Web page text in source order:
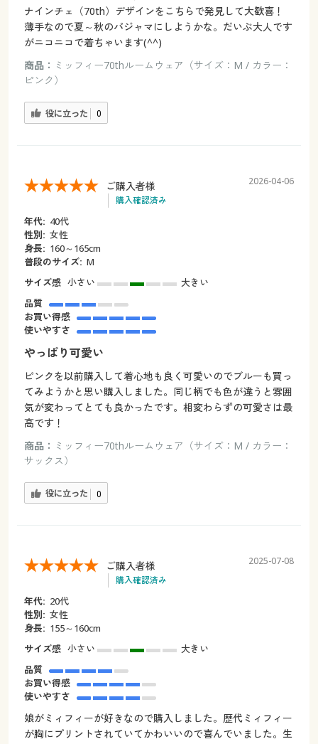
ナインチェ（70th）デザインをこちらで発見して大歓喜！
薄手なので夏～秋のパジャマにしようかな。だいぶ大人です
がニコニコで着ちゃいます(^^)
商品： ミッフィー70thルームウェア（サイズ：M / カラー：
ピンク）
役に立った 0
ご購入者様
購入確認済み
2026-04-06
年代: 40代
性別: 女性
身長: 160～165cm
普段のサイズ: M
サイズ感 小さい
大きい
品質
お買い得感
使いやすさ
やっぱり可愛い
ピンクを以前購入して着心地も良く可愛いのでブルーも買っ
てみようかと思い購入しました。同じ柄でも色が違うと雰囲
気が変わってとても良かったです。相変わらずの可愛さは最
高です！
商品： ミッフィー70thルームウェア（サイズ：M / カラー：
サックス）
役に立った 0
ご購入者様
購入確認済み
2025-07-08
年代: 20代
性別: 女性
身長: 155～160cm
サイズ感 小さい
大きい
品質
お買い得感
使いやすさ
娘がミィフィーが好きなので購入しました。歴代ミィフィー
が胸にプリントされていてかわいいので喜んでいました。生